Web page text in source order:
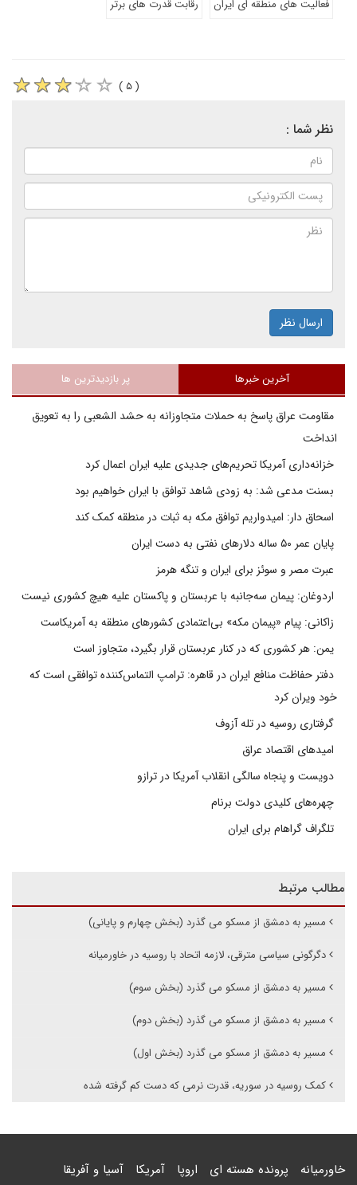
فعالیت های منطقه ای ایران
رقابت قدرت های برتر
( ۵ )
نظر شما :
ارسال نظر
آخرین خبرها پر بازدیدترین ها
مقاومت عراق پاسخ به حملات متجاوزانه به حشد الشعبی را به تعویق
انداخت
خزانه‌داری آمریکا تحریم‌های جدیدی علیه ایران اعمال کرد
بسنت مدعی شد: به زودی شاهد توافق با ایران خواهیم بود
اسحاق دار: امیدواریم توافق مکه به ثبات در منطقه کمک کند
پایان عمر ۵۰ ساله دلارهای نفتی به دست ایران
عبرت مصر و سوئز برای ایران و تنگه هرمز
اردوغان: پیمان سه‌جانبه با عربستان و پاکستان علیه هیچ کشوری نیست
زاکانی: پیام «پیمان مکه» بی‌اعتمادی کشورهای منطقه به آمریکاست
یمن: هر کشوری که در کنار عربستان قرار بگیرد، متجاوز است
دفتر حفاظت منافع ایران در قاهره: ترامپ التماس‌کننده توافقی است که
خود ویران کرد
گرفتاری روسیه در تله آزوف
امیدهای اقتصاد عراق
دویست و پنجاه سالگی انقلاب آمریکا در ترازو
چهره‌های کلیدی دولت برنام
تلگراف گراهام برای ایران
مطالب مرتبط
مسیر به دمشق از مسکو می گذرد (بخش چهارم و پایانی)
دگرگونی سیاسی مترقی، لازمه اتحاد با روسیه در خاورمیانه
مسیر به دمشق از مسکو می گذرد (بخش سوم)
مسیر به دمشق از مسکو می گذرد (بخش دوم)
مسیر به دمشق از مسکو می گذرد (بخش اول)
کمک روسیه در سوریه، قدرت نرمی که دست کم گرفته شده
خاورمیانه پرونده هسته ای اروپا آمریکا آسیا و آفریقا